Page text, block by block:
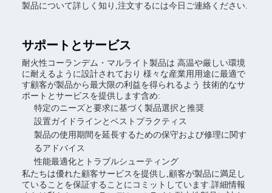
製品について詳しく知り,注文するには今日ご連絡ください.
サポートとサービス
耐火性コーランデム・マルライト製品は 高温や厳しい環境
に耐えるように設計されており 様々な産業用用途に最適で
す顧客が製品から最大限の利益を得られるよう 技術的なサ
ポートとサービスを提供します含め:
特定のニーズと要求に基づく製品選択と推奨
設置ガイドラインとベストプラクティス
製品の使用期間を延長するための保守および修理に関す
るアドバイス
性能最適化とトラブルシューティング
私たちは優れた顧客サービスを提供し,顧客が製品に満足し
ていることを保証することにコミットしています.詳細情報